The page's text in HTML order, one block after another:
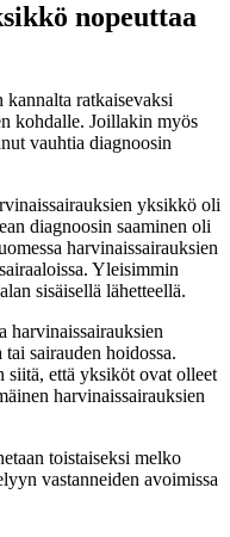
nopeuttaa
kannalta ratkaisevaksi
kohdalle. Joillakin myös
vauhtia diagnoosin
yksikkö oli
diagnoosin saaminen oli
harvinaissairauksien
Yleisimmin
sisäisellä lähetteellä.
harvinaissairauksien
sairauden hoidossa.
siitä, että yksiköt ovat olleet
harvinaissairauksien
toistaiseksi melko
vastanneiden avoimissa